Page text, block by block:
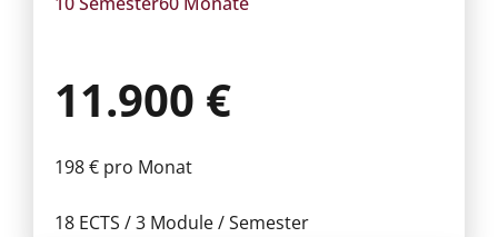
11.900 €
198 € pro Monat
18 ECTS / 3 Module / Semester